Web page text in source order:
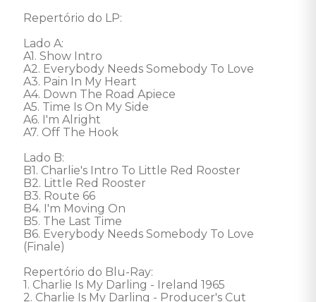
Repertório do LP:
Lado A:
A1. Show Intro
A2. Everybody Needs Somebody To Love
A3. Pain In My Heart
A4. Down The Road Apiece
A5. Time Is On My Side
A6. I'm Alright
A7. Off The Hook
Lado B:
B1. Charlie's Intro To Little Red Rooster
B2. Little Red Rooster
B3. Route 66
B4. I'm Moving On
B5. The Last Time
B6. Everybody Needs Somebody To Love
(Finale)
Repertório do Blu-Ray:
1. Charlie Is My Darling - Ireland 1965
2. Charlie Is My Darling - Producer's Cut